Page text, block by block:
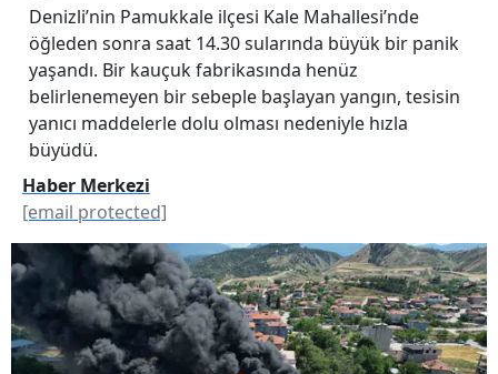
Denizli’nin Pamukkale ilçesi Kale Mahallesi’nde
öğleden sonra saat 14.30 sularında büyük bir panik
yaşandı. Bir kauçuk fabrikasında henüz
belirlenemeyen bir sebeple başlayan yangın, tesisin
yanıcı maddelerle dolu olması nedeniyle hızla
büyüdü.
Haber Merkezi
[email protected]